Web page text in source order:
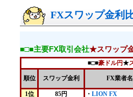
FXスワップ金利
■□■主要FX取引会社★スワップ
■□■豪ドル円★
順位 スワップ金利 FX業者名
1位 85円 ・ LION FX